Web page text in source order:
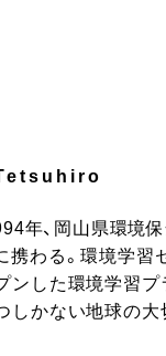
年、岡山県環境
携わる。環境学
した環境学習プ
しかない地球の大